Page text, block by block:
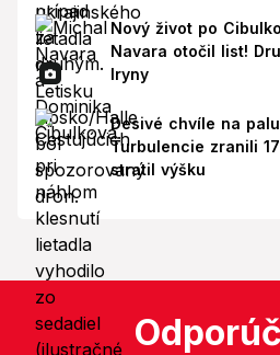
Nový život po
Navara otočil list!
Iryny
Desivé chvíle na
Turbulencie zranili
stratil výšku